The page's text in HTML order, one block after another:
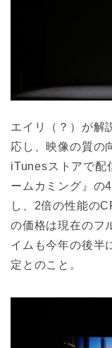
エイリ（？）が解
応し、映像の質の
iTunesストアで
ームカミング』の
し、2倍の性能の
の価格は現在のフ
イムも今年の後半
定とのこと。